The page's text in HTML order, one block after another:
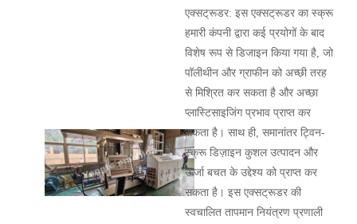
एक्सट्रूडर: इस एक्सट्रूडर का स्क्रू
हमारी कंपनी द्वारा कई प्रयोगों के बाद
विशेष रूप से डिजाइन किया गया है, जो
पॉलीथीन और ग्राफीन को अच्छी तरह
से मिश्रित कर सकता है और अच्छा
प्लास्टिसाइजिंग प्रभाव प्राप्त कर
सकता है। साथ ही, समानांतर ट्विन-
स्क्रू डिज़ाइन कुशल उत्पादन और
ऊर्जा बचत के उद्देश्य को प्राप्त कर
सकता है। इस एक्सट्रूडर की
स्वचालित तापमान नियंत्रण प्रणाली